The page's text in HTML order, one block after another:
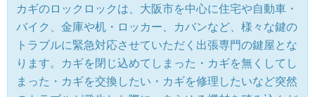
カギのロックロックは、大阪市を中心に住宅や自動車・
バイク、金庫や机・ロッカー、カバンなど、様々な鍵の
トラブルに緊急対応させていただく出張専門の鍵屋とな
ります。カギを閉じ込めてしまった・カギを無くしてし
まった・カギを交換したい・カギを修理したいなど突然